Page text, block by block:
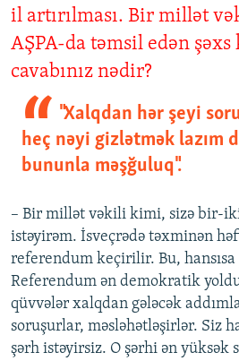
il artırılması. Bir millət
AŞPA-da təmsil edən
cavabınız nədir?
"Xalqdan hər şeyi
heç nəyi gizlətmək lazım
bununla məşğuluq".
– Bir millət vəkili kimi, sizə bir-
istəyirəm. İsveçrədə təxminən
referendum keçirilir. Bu, hansısa
Referendum ən demokratik
qüvvələr xalqdan gələcək
soruşurlar, məsləhətləşirlər. Siz
şərh istəyirsiz. O şərhi ən yüksək